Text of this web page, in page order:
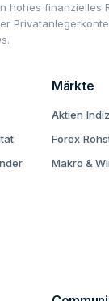
hohes finanzielles
Märkte
Aktien
Forex
Makro &